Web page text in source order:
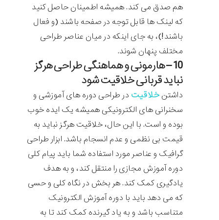
هم صدق می کند. همیشه اطمینان حاصل کنید
که لینک ها قابل توجه در صفحه باشند (و فعال
باشند!)، به جای اینکه در میان عناصر طراحی
مختلف پنهان شوند.
10 – هارمونی و هماهنگی طراحی هرگز
نباید قربانی خلاقیت شود
داشتن خلاقیت در طراحی دوره های آموزشی و
سخنرانی های الکترونیکی همیشه یک ایده خوب
بوده و است. با این حال، خلاقیت هرگز نباید به
قیمت بی نظمی و عدم انسجام باشد. ابزار طراحی
گرافیک و عناصر مورد استفاده شما باید پیام کلی
دوره آموزش مجازی را منتقل کند، و به هدف
یادگیری کمک کند. هر بخش در نگاه کلی و حسی
که می دهد باید با دوره آموزش الکترونیک
متناسب باشد و به یاد گیرنده کمک کند تا به